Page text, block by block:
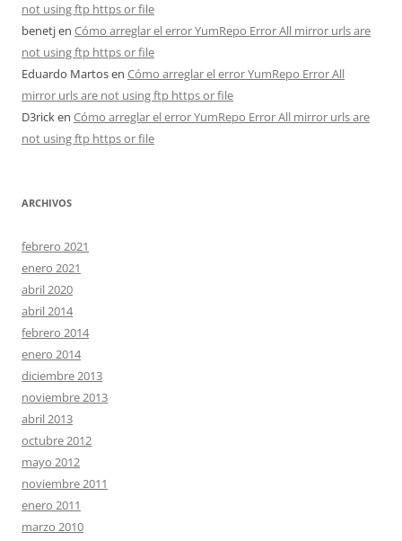
not using ftp https or file
benetjen Cómo arreglar el error YumRepo Error All mirror urls are
not using ftp https or file
Eduardo Martosen Cómo arreglar el error YumRepo Error All
mirror urls are not using ftp https or file
D3ricken Cómo arreglar el error YumRepo Error All mirror urls are
not using ftp https or file
ARCHIVOS
febrero 2021
enero 2021
abril 2020
abril 2014
febrero 2014
enero 2014
diciembre 2013
noviembre 2013
abril 2013
octubre 2012
mayo 2012
noviembre 2011
enero 2011
marzo 2010